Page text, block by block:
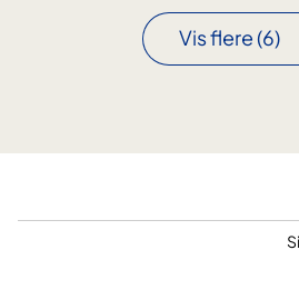
s
o
e
Vis flere(6)